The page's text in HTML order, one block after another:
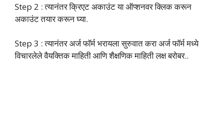
Step 2 : त्यानंतर क्रिएट अकाउंट या ऑप्शनवर क्लिक करून
अकाउंट तयार करून घ्या.
Step 3 : त्यानंतर अर्ज फॉर्म भरायला सुरुवात करा अर्ज फॉर्म मध्ये
विचारलेले वैयक्तिक माहिती आणि शैक्षणिक माहिती लक्ष बरोबर..